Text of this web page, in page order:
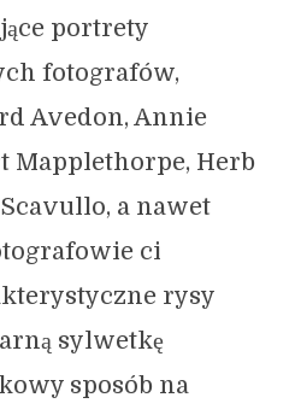
portrety
fotografów,
Avedon, Annie
Mapplethorpe, Herb
a nawet
ci
rysy
sylwetkę
sposób na